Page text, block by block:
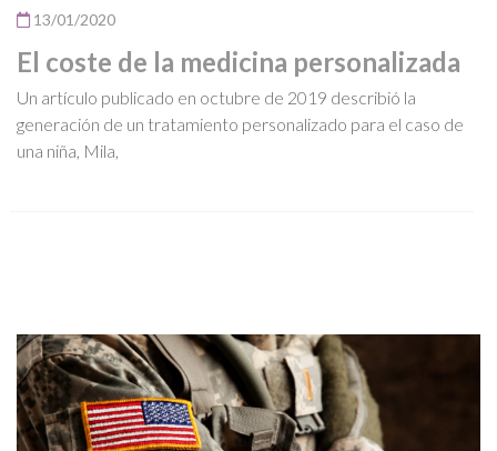
13/01/2020
El coste de la medicina personalizada
Un artículo publicado en octubre de 2019 describió la
generación de un tratamiento personalizado para el caso de
una niña, Mila,